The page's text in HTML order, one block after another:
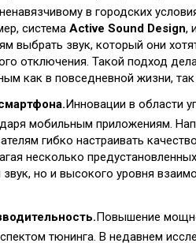
в городских
система Active Sound Design,
выбрать звук, который они
отключения. Такой подход
как в повседневной жизни, так
Инновации в области
мобильным приложениям.
гибко настраивать
несколько
но и высокого уровня
Повышение
тюнинга. В недавнем